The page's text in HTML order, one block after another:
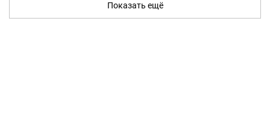
Показать ещё